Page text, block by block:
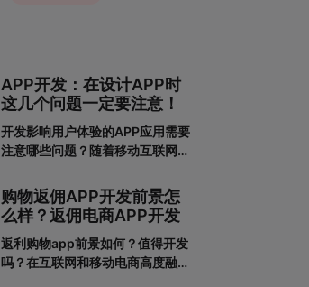
APP开发：在设计APP时
这几个问题一定要注意！
开发影响用户体验的APP应用需要
注意哪些问题？随着移动互联网的
越大，这也给企业带来了更多的商
机，于是很多企业开始开发长沙
APP，希望从中获得更多的发展机
会。当然，并不仅仅是开发APP应
用就能达到目的。前提一定是保证
购物返佣APP开发前景怎
么样？返佣电商APP开发
返利购物app前景如何？值得开发
吗？在互联网和移动电商高度融合